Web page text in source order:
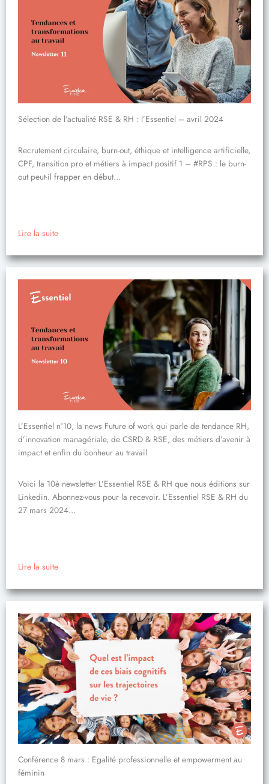
Sélection de l’actualité RSE & RH : l’Essentiel – avril 2024
Recrutement circulaire, burn-out, éthique et intelligence artificielle,
CPF, transition pro et métiers à impact positif 1 – #RPS : le burn-
out peut-il frapper en début…
Lire la suite
L’Essentiel n°10, la news Future of work qui parle de tendance RH,
d’innovation managériale, de CSRD & RSE, des métiers d’avenir à
impact et enfin du bonheur au travail
Voici la 10è newsletter L’Essentiel RSE & RH que nous éditions sur
Linkedin. Abonnez-vous pour la recevoir. L’Essentiel RSE & RH du
27 mars 2024…
Lire la suite
Conférence 8 mars : Egalité professionnelle et empowerment au
féminin